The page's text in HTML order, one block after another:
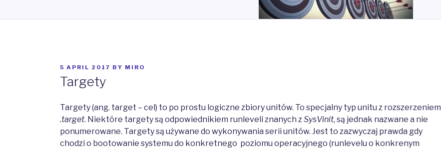
POSTED
5 APRIL 2017 BY MIRO
Targety
Targety (ang. target – cel) to po prostu logiczne zbiory unitów. To specjalny typ unitu z rozszerzeniem
.target. Niektóre targety są odpowiednikiem runleveli znanych zSysVinit, są jednak nazwane a nie
ponumerowane. Targety są używane do wykonywania serii unitów. Jest to zazwyczaj prawda gdy
chodzi o bootowanie systemu do konkretnego poziomu operacyjnego (runlevelu o konkrenym